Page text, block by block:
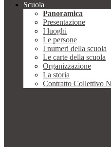
Scuola
Panoramica
Presentazione
I luoghi
Le persone
I numeri della scuola
Le carte della scuola
Organizzazione
La storia
Contratto Collettivo